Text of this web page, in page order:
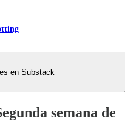
en Substack
semana de